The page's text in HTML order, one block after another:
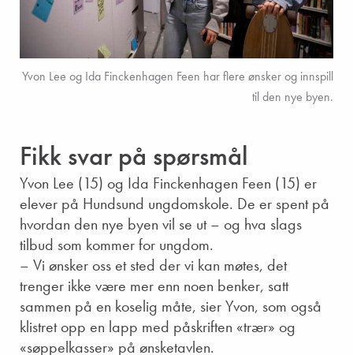
Yvon Lee og Ida Finckenhagen Feen har flere ønsker og innspill
til den nye byen.
Fikk svar på spørsmål
Yvon Lee (15) og Ida Finckenhagen Feen (15) er
elever på Hundsund ungdomskole. De er spent på
hvordan den nye byen vil se ut – og hva slags
tilbud som kommer for ungdom.
– Vi ønsker oss et sted der vi kan møtes, det
trenger ikke være mer enn noen benker, satt
sammen på en koselig måte, sier Yvon, som også
klistret opp en lapp med påskriften «trær» og
«søppelkasser» på ønsketavlen.